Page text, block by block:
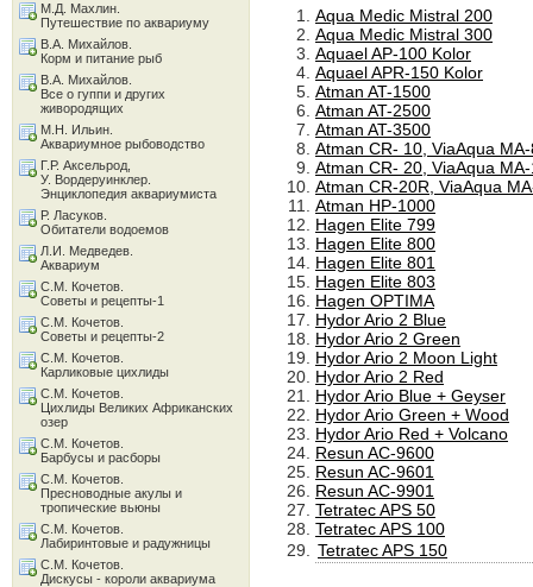
Aqua Medic Mistral 200
Aqua Medic Mistral 300
Aquael AP-100 Kolor
Aquael APR-150 Kolor
Atman AT-1500
Atman AT-2500
Atman AT-3500
Atman CR- 10, ViaAqua
Atman CR- 20, ViaAqua
Atman CR-20R, ViaAqua
Atman HP-1000
Hagen Elite 799
Hagen Elite 800
Hagen Elite 801
Hagen Elite 803
Hagen OPTIMA
Hydor Ario 2 Blue
Hydor Ario 2 Green
Hydor Ario 2 Moon Light
Hydor Ario 2 Red
Hydor Ario Blue + Geyser
Hydor Ario Green + Wood
Hydor Ario Red + Volcano
Resun AC-9600
Resun AC-9601
Resun AC-9901
Tetratec APS 50
Tetratec APS 100
Tetratec APS 150
М.Д. Махлин.
Путешествие по аквариуму
В.А. Михайлов.
Корм и питание рыб
В.А. Михайлов.
Все о гуппи и других
живородящих
М.Н. Ильин.
Аквариумное рыбоводство
Г.Р. Аксельрод,
У. Вордеруинклер.
Энциклопедия аквариумиста
Р. Ласуков.
Обитатели водоемов
Л.И. Медведев.
Аквариум
С.М. Кочетов.
Советы и рецепты-1
С.М. Кочетов.
Советы и рецепты-2
С.М. Кочетов.
Карликовые цихлиды
С.М. Кочетов.
Цихлиды Великих Африканских
озер
С.М. Кочетов.
Барбусы и расборы
С.М. Кочетов.
Пресноводные акулы и
тропические вьюны
С.М. Кочетов.
Лабиринтовые и радужницы
С.М. Кочетов.
Дискусы - короли аквариума